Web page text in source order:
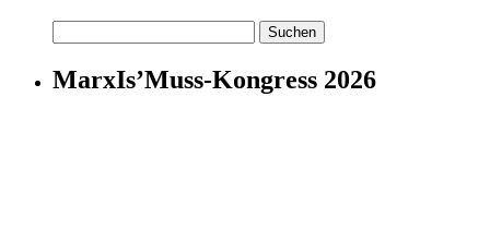
nach:
MarxIs’Muss-Kongress 2026